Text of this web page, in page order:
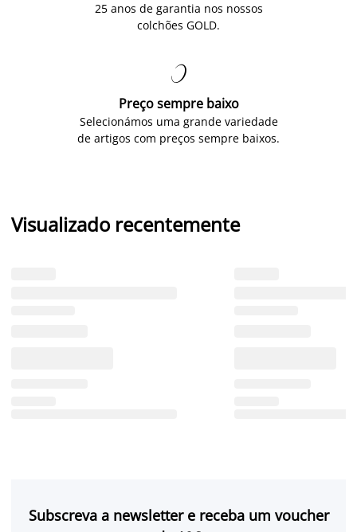
25 anos de garantia nos nossos
colchões GOLD.

Preço sempre baixo
Selecionámos uma grande variedade
de artigos com preços sempre baixos.
Visualizado recentemente
Subscreva a newsletter e receba um voucher